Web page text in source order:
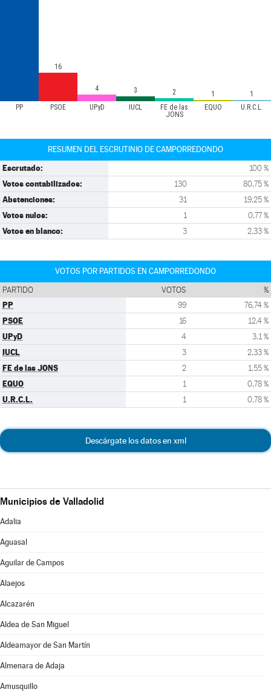
PP PSOE UPyD IUCL
FE de las
JONS
EQUO U.R.C.L.
16
4 3 2 1 1
RESUMEN DEL ESCRUTINIO DE CAMPORREDONDO
Escrutado: 100 %
Votos contabilizados: 130 80,75 %
Abstenciones: 31 19,25 %
Votos nulos: 1 0,77 %
Votos en blanco: 3 2,33 %
VOTOS POR PARTIDOS EN CAMPORREDONDO
PARTIDO VOTOS %
PP 99 76,74 %
PSOE 16 12,4 %
UPyD 4 3,1 %
IUCL 3 2,33 %
FE de las JONS 2 1,55 %
EQUO 1 0,78 %
U.R.C.L. 1 0,78 %
Descárgate los datos en xml
Municipios de Valladolid
Adalia
Aguasal
Aguilar de Campos
Alaejos
Alcazarén
Aldea de San Miguel
Aldeamayor de San Martín
Almenara de Adaja
Amusquillo